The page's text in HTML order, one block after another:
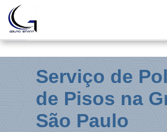
Serviço de
de Pisos na
São Paulo